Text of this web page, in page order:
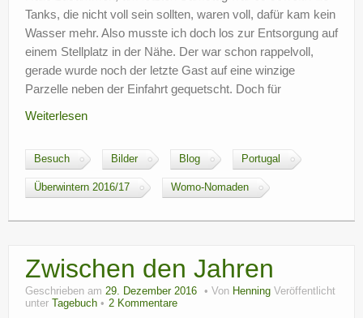
Tanks, die nicht voll sein sollten, waren voll, dafür kam kein
Wasser mehr. Also musste ich doch los zur Entsorgung auf
einem Stellplatz in der Nähe. Der war schon rappelvoll,
gerade wurde noch der letzte Gast auf eine winzige
Parzelle neben der Einfahrt gequetscht. Doch für
Weiterlesen
Besuch Bilder Blog Portugal
Überwintern 2016/17 Womo-Nomaden
Zwischen den Jahren
Geschrieben am 29. Dezember 2016 Von Henning Veröffentlicht
unter
Tagebuch 2 Kommentare